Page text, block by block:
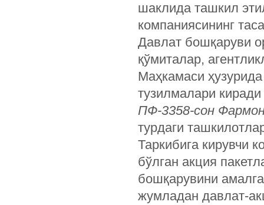
шаклида ташкил
компаниясининг
Давлат бошқаруви
қўмиталар,
Маҳкамаси
тузилмалари киради
ПФ-3358-сон
турдаги
Таркибига кирувчи
бўлган акция
бошқарувини
жумладан давлат-